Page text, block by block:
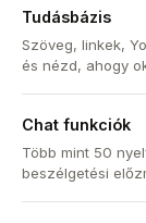
Tudásbázis
Szöveg, linkek,
és nézd, ahogy
Chat funkciók
Több mint 50
beszélgetési